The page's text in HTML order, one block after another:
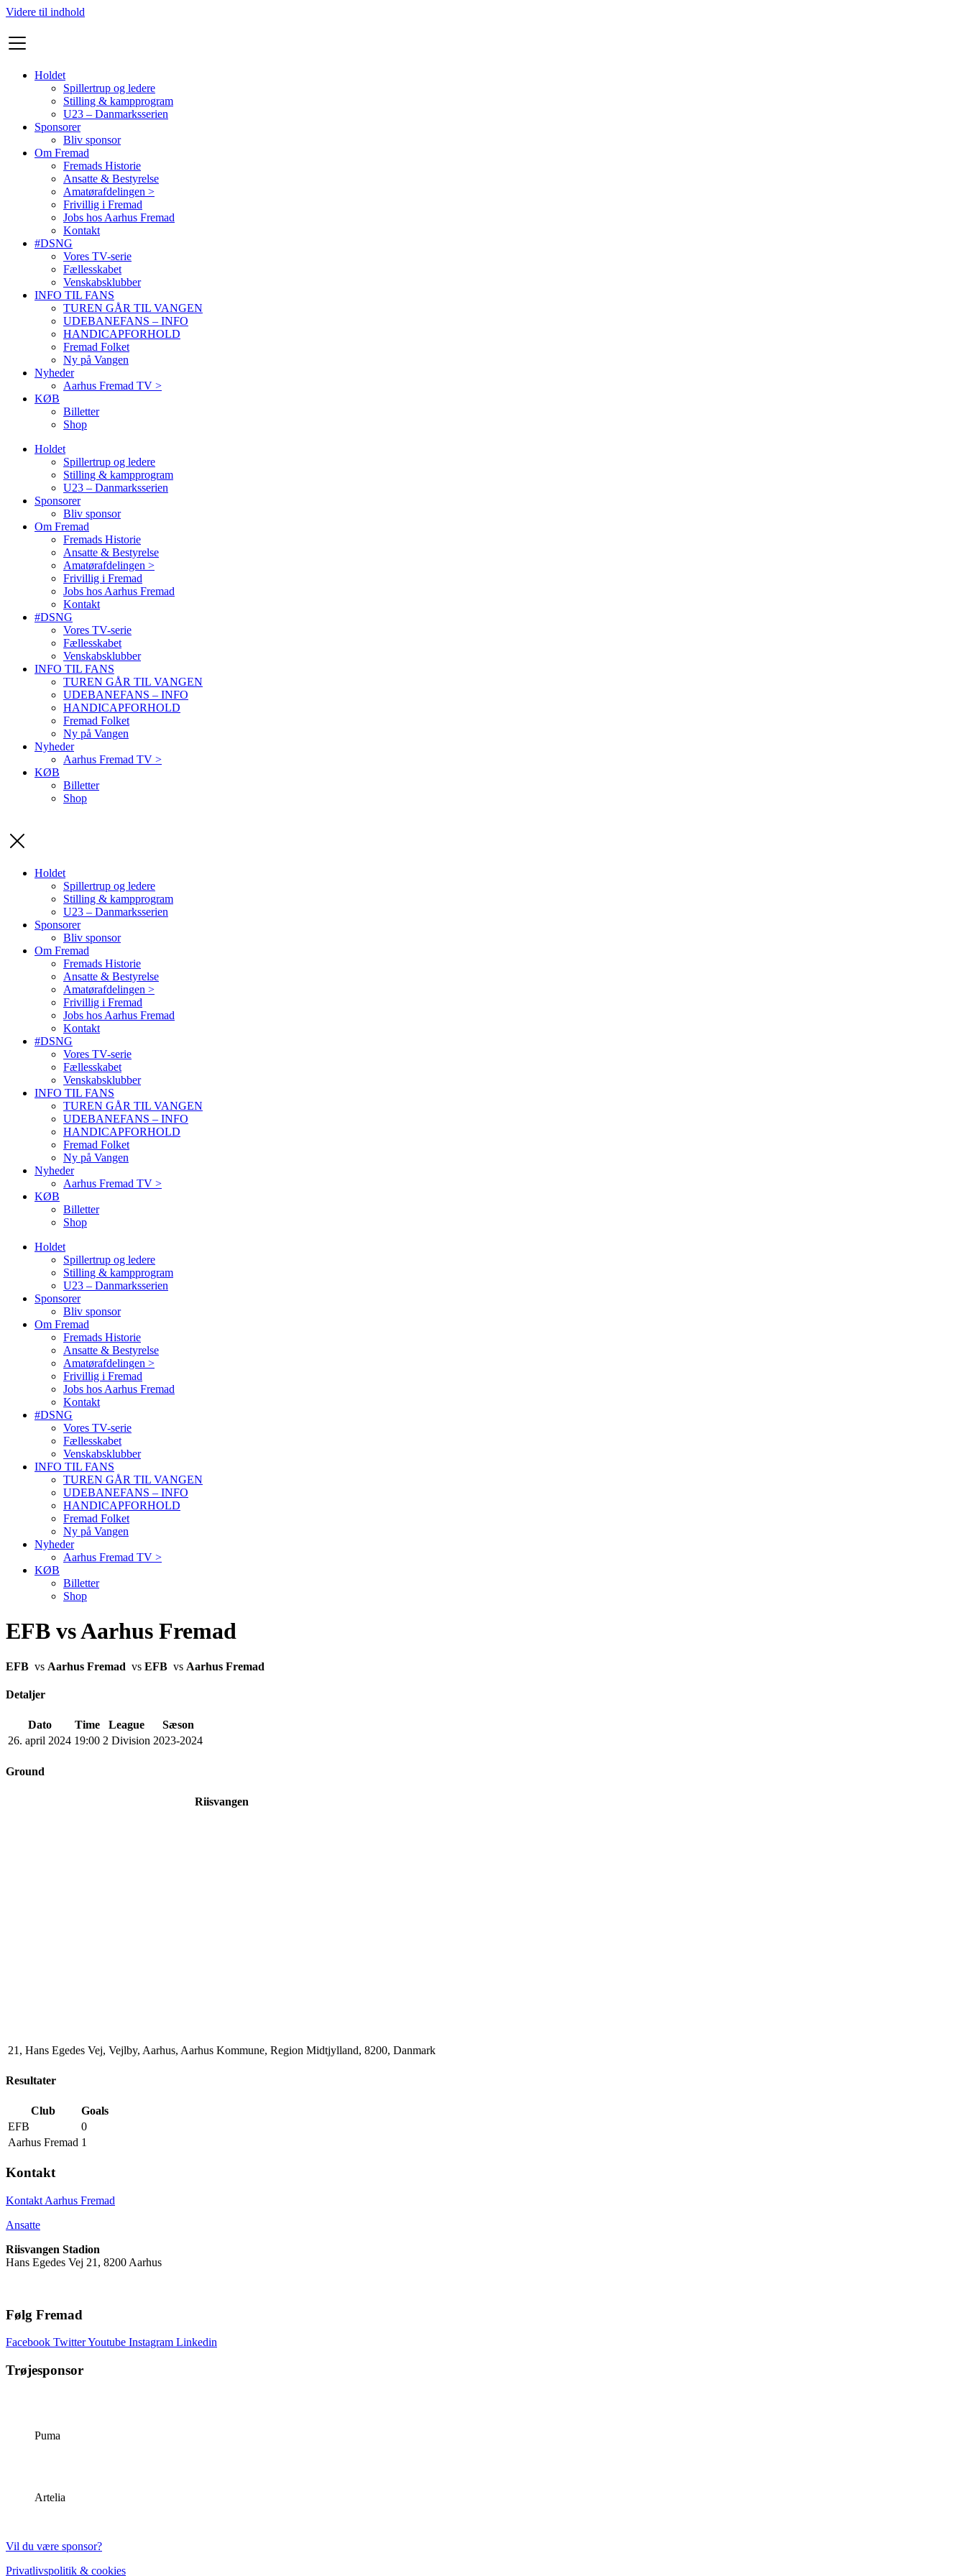
Videre til indhold
Holdet
Spillertrup og ledere
Stilling & kampprogram
U23 – Danmarksserien
Sponsorer
Bliv sponsor
Om Fremad
Fremads Historie
Ansatte & Bestyrelse
Amatørafdelingen >
Frivillig i Fremad
Jobs hos Aarhus Fremad
Kontakt
#DSNG
Vores TV-serie
Fællesskabet
Venskabsklubber
INFO TIL FANS
TUREN GÅR TIL VANGEN
UDEBANEFANS – INFO
HANDICAPFORHOLD
Fremad Folket
Ny på Vangen
Nyheder
Aarhus Fremad TV >
KØB
Billetter
Shop
Holdet
Spillertrup og ledere
Stilling & kampprogram
U23 – Danmarksserien
Sponsorer
Bliv sponsor
Om Fremad
Fremads Historie
Ansatte & Bestyrelse
Amatørafdelingen >
Frivillig i Fremad
Jobs hos Aarhus Fremad
Kontakt
#DSNG
Vores TV-serie
Fællesskabet
Venskabsklubber
INFO TIL FANS
TUREN GÅR TIL VANGEN
UDEBANEFANS – INFO
HANDICAPFORHOLD
Fremad Folket
Ny på Vangen
Nyheder
Aarhus Fremad TV >
KØB
Billetter
Shop
Holdet
Spillertrup og ledere
Stilling & kampprogram
U23 – Danmarksserien
Sponsorer
Bliv sponsor
Om Fremad
Fremads Historie
Ansatte & Bestyrelse
Amatørafdelingen >
Frivillig i Fremad
Jobs hos Aarhus Fremad
Kontakt
#DSNG
Vores TV-serie
Fællesskabet
Venskabsklubber
INFO TIL FANS
TUREN GÅR TIL VANGEN
UDEBANEFANS – INFO
HANDICAPFORHOLD
Fremad Folket
Ny på Vangen
Nyheder
Aarhus Fremad TV >
KØB
Billetter
Shop
Holdet
Spillertrup og ledere
Stilling & kampprogram
U23 – Danmarksserien
Sponsorer
Bliv sponsor
Om Fremad
Fremads Historie
Ansatte & Bestyrelse
Amatørafdelingen >
Frivillig i Fremad
Jobs hos Aarhus Fremad
Kontakt
#DSNG
Vores TV-serie
Fællesskabet
Venskabsklubber
INFO TIL FANS
TUREN GÅR TIL VANGEN
UDEBANEFANS – INFO
HANDICAPFORHOLD
Fremad Folket
Ny på Vangen
Nyheder
Aarhus Fremad TV >
KØB
Billetter
Shop
EFB vs Aarhus Fremad
EFB vs Aarhus Fremad vs EFB vs Aarhus Fremad
Detaljer
Dato Time League
Sæson
26. april 2024 19:00 2 Division 2023-2024
Ground
Riisvangen
21, Hans Egedes Vej, Vejlby, Aarhus, Aarhus Kommune, Region Midtjylland, 8200, Danmark
Resultater
Club
Goals
EFB
0
Aarhus Fremad 1
Kontakt
Kontakt Aarhus Fremad
Ansatte
Riisvangen Stadion
Hans Egedes Vej 21, 8200 Aarhus
Følg Fremad
Facebook TwitterYoutube Instagram Linkedin
Trøjesponsor
Puma
Artelia
Vil du være sponsor?
Privatlivspolitik & cookies